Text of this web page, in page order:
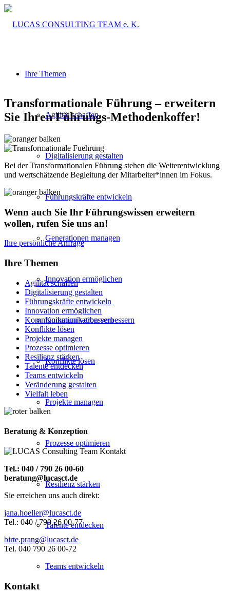
Ihre Themen
Agilität schaffen
Digitalisierung gestalten
Führungskräfte entwickeln
Generationen managen
Innovation ermöglichen
Kommunikation verbessern
Konflikte lösen
Projekte managen
Prozesse optimieren
Resilienz stärken
Talente entdecken
Teams entwickeln
Trans­formationale Führung – erweitern
Sie Ihren Führungs-Methoden­koffer!
Bei der Transformationalen Führung stehen die Weiterentwicklung
und wertschätzende Begleitung der Mitarbeiter*innen im Fokus.
Wenn auch Sie Ihr Führungswissen erweitern
wollen, rufen Sie uns an!
Ihre persönliche Anfrage
Ihre Themen
Agilität schaffen
Digitalisierung gestalten
Führungskräfte entwickeln
Innovation ermöglichen
Kommunikation verbessern
Konflikte lösen
Projekte managen
Prozesse optimieren
Resilienz stärken
Talente entdecken
Teams entwickeln
Veränderung gestalten
Vielfalt leben
Beratung & Konzeption
Tel.: 040 / 790 26 00-60
beratung@lucasct.de
Sie erreichen uns auch direkt:
jana.hoeller@lucasct.de
Tel.: 040 / 790 26 00-77
birte.prang@lucasct.de
Tel. 040 790 26 00-72
Kontakt